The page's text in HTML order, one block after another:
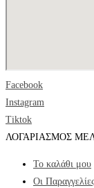
Facebook
Instagram
Tiktok
ΛΟΓΑΡΙΑΣΜΟΣ
Το καλάθι μου
Οι